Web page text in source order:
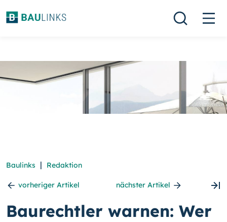
Baulinks | Redaktion
vorheriger Artikel nächster Artikel
Baurechtler warnen: Wer